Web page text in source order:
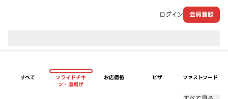
ログイン 会員登録
すべて
フライドチキ
ン・唐揚げ
お店価格 ピザ ファストフード